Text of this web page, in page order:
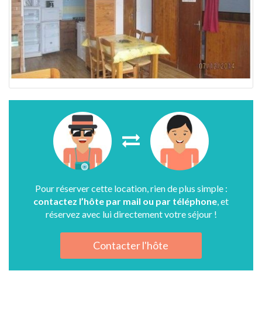
Pour réserver cette location, rien de plus simple :
contactez l’hôte par mail ou par téléphone, et
réservez avec lui directement votre séjour !
Contacter l'hôte